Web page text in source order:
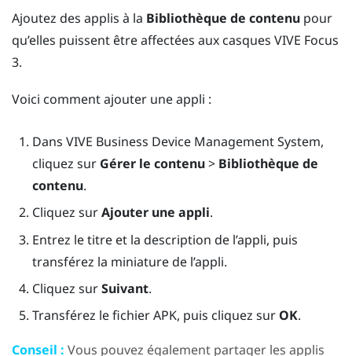
Ajoutez des applis à la Bibliothèque de contenu pour
qu’elles puissent être affectées aux casques VIVE Focus
3.
Voici comment ajouter une appli :
Dans VIVE Business Device Management System,
cliquez sur Gérer le contenu> Bibliothèque de
contenu.
Cliquez surAjouter une appli.
Entrez le titre et la description de l’appli, puis
transférez la miniature de l’appli.
Cliquez surSuivant.
Transférez le fichier APK, puis cliquez sur OK.
Conseil : Vous pouvez également partager les applis